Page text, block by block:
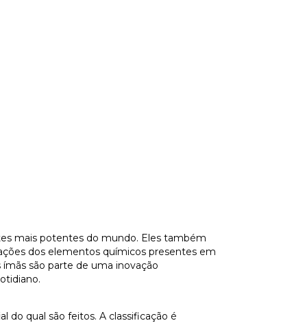
mais potentes do mundo. Eles também
dos elementos químicos presentes em
são parte de uma inovação
do qual são feitos. A classificação é